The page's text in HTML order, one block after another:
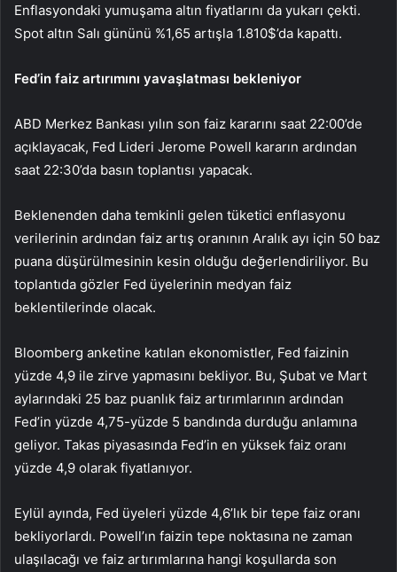
Enflasyondaki yumuşama altın fiyatlarını da yukarı çekti.
Spot altın Salı gününü %1,65 artışla 1.810$’da kapattı.
Fed’in faiz artırımını yavaşlatması bekleniyor
ABD Merkez Bankası yılın son faiz kararını saat 22:00’de
açıklayacak, Fed Lideri Jerome Powell kararın ardından
saat 22:30’da basın toplantısı yapacak.
Beklenenden daha temkinli gelen tüketici enflasyonu
verilerinin ardından faiz artış oranının Aralık ayı için 50 baz
puana düşürülmesinin kesin olduğu değerlendiriliyor. Bu
toplantıda gözler Fed üyelerinin medyan faiz
beklentilerinde olacak.
Bloomberg anketine katılan ekonomistler, Fed faizinin
yüzde 4,9 ile zirve yapmasını bekliyor. Bu, Şubat ve Mart
aylarındaki 25 baz puanlık faiz artırımlarının ardından
Fed’in yüzde 4,75-yüzde 5 bandında durduğu anlamına
geliyor. Takas piyasasında Fed’in en yüksek faiz oranı
yüzde 4,9 olarak fiyatlanıyor.
Eylül ayında, Fed üyeleri yüzde 4,6’lık bir tepe faiz oranı
bekliyorlardı. Powell’ın faizin tepe noktasına ne zaman
ulaşılacağı ve faiz artırımlarına hangi koşullarda son